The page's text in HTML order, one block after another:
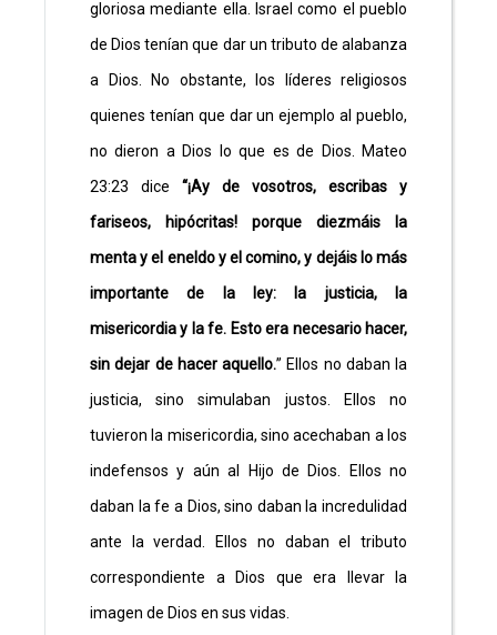
gloriosa mediante ella. Israel como el pueblo
de Dios tenían que dar un tributo de alabanza
a Dios. No obstante, los líderes religiosos
quienes tenían que dar un ejemplo al pueblo,
no dieron a Dios lo que es de Dios. Mateo
23:23 dice “¡Ay de vosotros, escribas y
fariseos, hipócritas! porque diezmáis la
menta y el eneldo y el comino, y dejáis lo más
importante de la ley: la justicia, la
misericordia y la fe. Esto era necesario hacer,
sin dejar de hacer aquello.” Ellos no daban la
justicia, sino simulaban justos. Ellos no
tuvieron la misericordia, sino acechaban a los
indefensos y aún al Hijo de Dios. Ellos no
daban la fe a Dios, sino daban la incredulidad
ante la verdad. Ellos no daban el tributo
correspondiente a Dios que era llevar la
imagen de Dios en sus vidas.